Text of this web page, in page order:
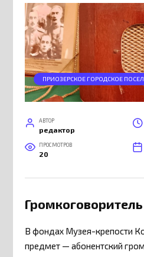
ПРИОЗЕРСКОЕ ГОРОДСКОЕ
АВТОР
редактор
ПРОСМОТРОВ
20
В фондах Музея-крепости
предмет — абонентский